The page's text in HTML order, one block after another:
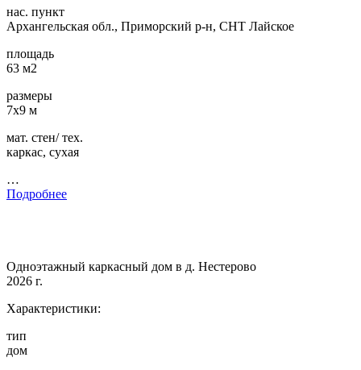
нас. пункт
Архангельская обл., Приморский р-н, СНТ Лайское
площадь
63 м2
размеры
7х9 м
мат. стен/ тех.
каркас, сухая
…
Подробнее
Одноэтажный каркасный дом в д. Нестерово
2026 г.
Характеристики:
тип
дом